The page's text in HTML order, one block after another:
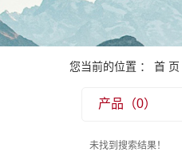
您当前的位置 ： 首 页
产品（0）
未找到搜索结果！